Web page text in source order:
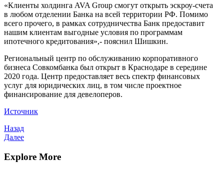
«Клиенты холдинга AVA Group смогут открыть эскроу-счета
в любом отделении Банка на всей территории РФ. Помимо
всего прочего, в рамках сотрудничества Банк предоставит
нашим клиентам выгодные условия по программам
ипотечного кредитования»,- пояснил Шишкин.
Региональный центр по обслуживанию корпоративного
бизнеса Совкомбанка был открыт в Краснодаре в середине
2020 года. Центр предоставляет весь спектр финансовых
услуг для юридических лиц, в том числе проектное
финансирование для девелоперов.
Источник
Навигация
по
записям
Предыдущая
запись
Назад
Следующая
Далее
Explore More